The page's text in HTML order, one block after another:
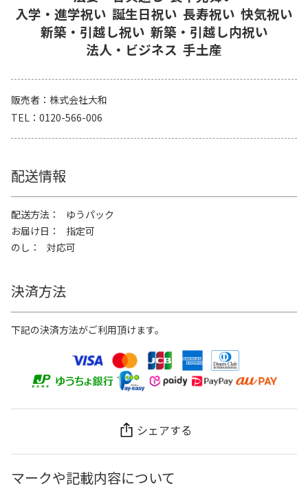
入学・進学祝い 誕生日祝い 長寿祝い 快気祝い
新築・引越し祝い 新築・引越し内祝い
法人・ビジネス 手土産
販売者
株式会社大和
TEL
0120-566-006
配送情報
配送方法
ゆうパック
お届け日
指定可
のし
対応可
決済方法
下記の決済方法がご利用頂けます。
シェアする
マークや記載内容について